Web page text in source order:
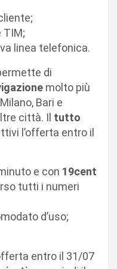
TIM;
linea telefonica.
di
molto più
Bari e
città. Il tutto
l’offerta entro il
e con 19cent
tutti i numeri
d’uso;
entro il 31/07